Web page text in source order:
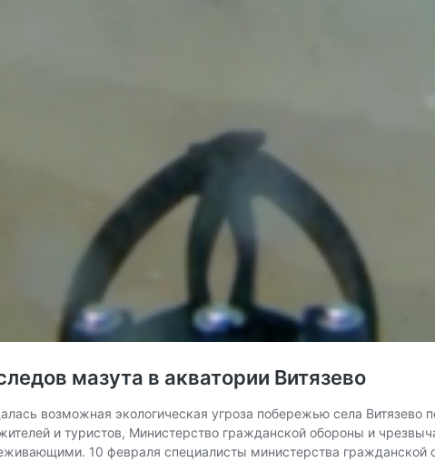
мазута в акватории Витязево
возможная экологическая угроза побережью села Витязево
и туристов, Министерство гражданской обороны и
10 февраля специалисты министерства